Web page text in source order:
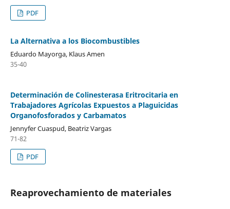
PDF
La Alternativa a los Biocombustibles
Eduardo Mayorga, Klaus Amen
35-40
Determinación de Colinesterasa Eritrocitaria en
Trabajadores Agrícolas Expuestos a Plaguicidas
Organofosforados y Carbamatos
Jennyfer Cuaspud, Beatriz Vargas
71-82
PDF
Reaprovechamiento de materiales